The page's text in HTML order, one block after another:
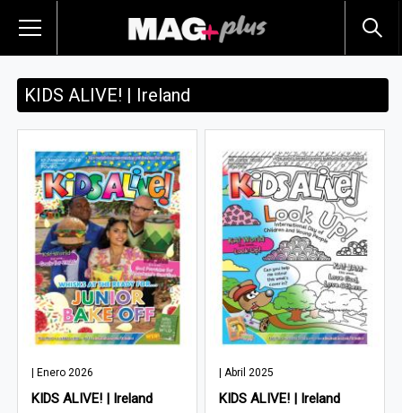
KIDS ALIVE! | Ireland
| Enero 2026
KIDS ALIVE! | Ireland
| Abril 2025
KIDS ALIVE! | Ireland